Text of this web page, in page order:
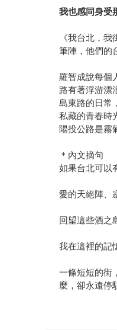
我也感同身受
《我台北，
筆陣，他們的
羅智成說每個
路有著浮游漂
島東路的日常
私藏的青春時
陽投公路是霧
＊內文摘句
如果台北可
愛的天絕陣、
回望這些酒之
我在這裡的記
一條短短的街
麼，卻永遠停